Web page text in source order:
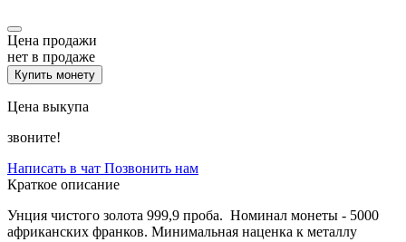
Цена продажи
нет в продаже
Купить монету
Цена выкупа
звоните!
Написать в чат Позвонить нам
Краткое описание
Унция чистого золота 999,9 проба. Номинал монеты - 5000
африканских франков. Минимальная наценка к металлу